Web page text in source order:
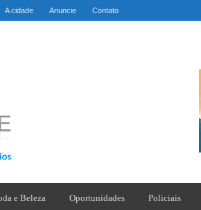
A cidade Anuncie Contato
e Beleza Oportunidades Policiais